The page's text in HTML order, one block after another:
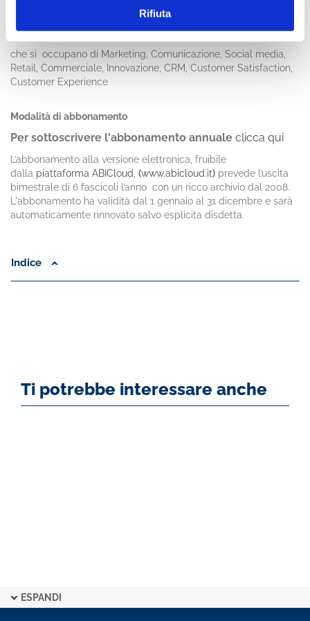
Rifiuta
ricercatori e studiosi.
che si occupano di Marketing, Comunicazione, Social media,
Retail, Commerciale, Innovazione, CRM, Customer Satisfaction,
Customer Experience
Modalità di abbonamento
Per sottoscrivere l'abbonamento annuale clicca qui
L’abbonamento alla versione elettronica, fruibile
dalla piattaforma ABICloud (www.abicloud.it) prevede l’uscita
bimestrale di 6 fascicoli l’anno con un ricco archivio dal 2008.
L'abbonamento ha validità dal 1 gennaio al 31 dicembre e sarà
automaticamente rinnovato salvo esplicita disdetta.
Indice
Ti potrebbe interessare anche
ESPANDI